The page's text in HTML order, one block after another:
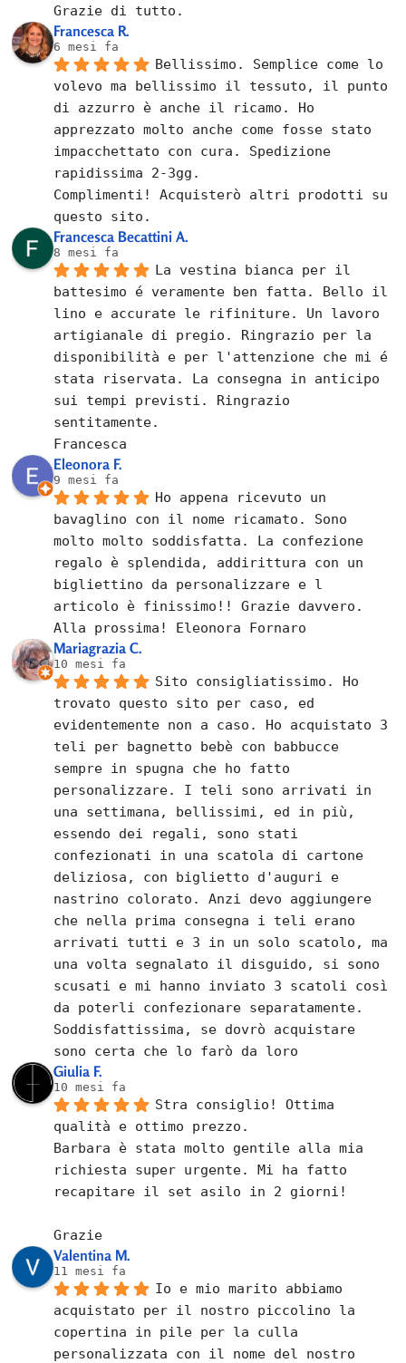
Grazie di tutto.
Francesca R.
6 mesi fa
Bellissimo. Semplice come lo
volevo ma bellissimo il tessuto, il punto
di azzurro è anche il ricamo. Ho
apprezzato molto anche come fosse stato
impacchettato con cura. Spedizione
rapidissima 2-3gg.
Complimenti! Acquisterò altri prodotti su
questo sito.
Francesca Becattini A.
8 mesi fa
La vestina bianca per il
battesimo é veramente ben fatta. Bello il
lino e accurate le rifiniture. Un lavoro
artigianale di pregio. Ringrazio per la
disponibilità e per l'attenzione che mi é
stata riservata. La consegna in anticipo
sui tempi previsti. Ringrazio
sentitamente.
Francesca
Eleonora F.
9 mesi fa
Ho appena ricevuto un
bavaglino con il nome ricamato. Sono
molto molto soddisfatta. La confezione
regalo è splendida, addirittura con un
bigliettino da personalizzare e l
articolo è finissimo!! Grazie davvero.
Alla prossima! Eleonora Fornaro
Mariagrazia C.
10 mesi fa
Sito consigliatissimo. Ho
trovato questo sito per caso, ed
evidentemente non a caso. Ho acquistato 3
teli per bagnetto bebè con babbucce
sempre in spugna che ho fatto
personalizzare. I teli sono arrivati in
una settimana, bellissimi, ed in più,
essendo dei regali, sono stati
confezionati in una scatola di cartone
deliziosa, con biglietto d'auguri e
nastrino colorato. Anzi devo aggiungere
che nella prima consegna i teli erano
arrivati tutti e 3 in un solo scatolo, ma
una volta segnalato il disguido, si sono
scusati e mi hanno inviato 3 scatoli così
da poterli confezionare separatamente.
Soddisfattissima, se dovrò acquistare
sono certa che lo farò da loro
Giulia F.
10 mesi fa
Stra consiglio! Ottima
qualità e ottimo prezzo.
Barbara è stata molto gentile alla mia
richiesta super urgente. Mi ha fatto
recapitare il set asilo in 2 giorni!
Grazie
Valentina M.
11 mesi fa
Io e mio marito abbiamo
acquistato per il nostro piccolino la
copertina in pile per la culla
personalizzata con il nome del nostro